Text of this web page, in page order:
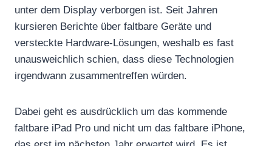
unter dem Display verborgen ist. Seit Jahren
kursieren Berichte über faltbare Geräte und
versteckte Hardware-Lösungen, weshalb es fast
unausweichlich schien, dass diese Technologien
irgendwann zusammentreffen würden.
Dabei geht es ausdrücklich um das kommende
faltbare iPad Pro und nicht um das faltbare iPhone,